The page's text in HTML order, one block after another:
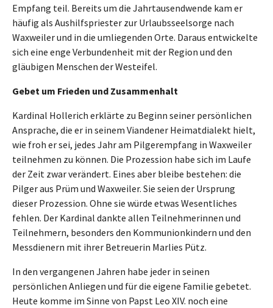
Empfang teil. Bereits um die Jahrtausendwende kam er
häufig als Aushilfspriester zur Urlaubsseelsorge nach
Waxweiler und in die umliegenden Orte. Daraus entwickelte
sich eine enge Verbundenheit mit der Region und den
gläubigen Menschen der Westeifel.
Gebet um Frieden und Zusammenhalt
Kardinal Hollerich erklärte zu Beginn seiner persönlichen
Ansprache, die er in seinem Viandener Heimatdialekt hielt,
wie froh er sei, jedes Jahr am Pilgerempfang in Waxweiler
teilnehmen zu können. Die Prozession habe sich im Laufe
der Zeit zwar verändert. Eines aber bleibe bestehen: die
Pilger aus Prüm und Waxweiler. Sie seien der Ursprung
dieser Prozession. Ohne sie würde etwas Wesentliches
fehlen. Der Kardinal dankte allen Teilnehmerinnen und
Teilnehmern, besonders den Kommunionkindern und den
Messdienern mit ihrer Betreuerin Marlies Pütz.
In den vergangenen Jahren habe jeder in seinen
persönlichen Anliegen und für die eigene Familie gebetet.
Heute komme im Sinne von Papst Leo XIV. noch eine